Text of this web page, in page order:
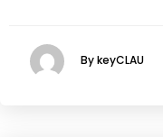
By keyCLAU